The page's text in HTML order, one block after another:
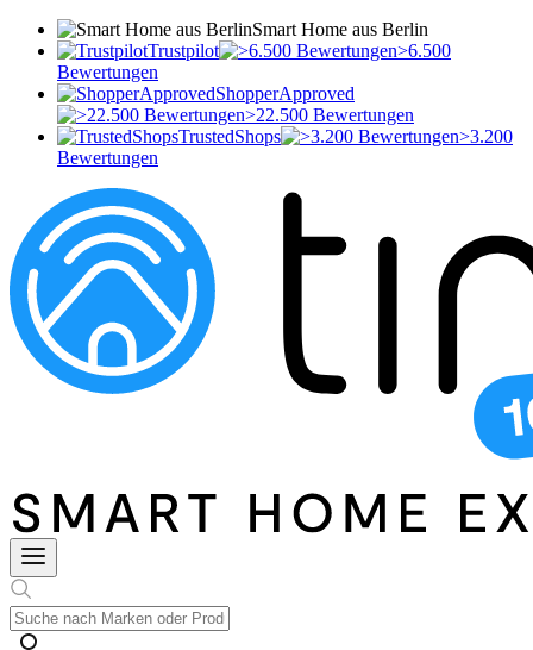
Smart Home aus Berlin
Trustpilot
>6.500
Bewertungen
ShopperApproved
>22.500 Bewertungen
TrustedShops
>3.200
Bewertungen